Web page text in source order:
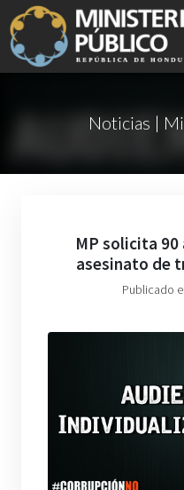
Noticias |
MP solicita
asesinato de
Publicado